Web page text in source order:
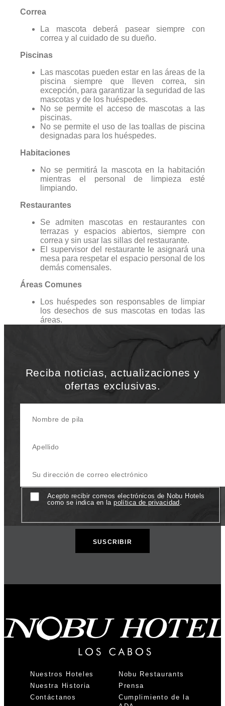
Correa
La mascota deberá pasear siempre con
correa y al cuidado de su dueño.
Piscinas
Las mascotas pueden estar en las áreas de la
piscina siempre que lleven correa, sin
excepción, para garantizar la seguridad de las
mascotas y de los huéspedes.
No se permite el acceso de mascotas a las
piscinas.
No se permite el uso de las toallas de piscina
designadas para los huéspedes.
Habitaciones
No se permitirá la mascota en la habitación
mientras el personal de limpieza esté
limpiando.
Restaurantes
Se admiten mascotas en restaurantes con
terrazas y espacios abiertos, siempre con
correa y sin usar las sillas del restaurante.
El supervisor del restaurante le asignará una
mesa para respetar el espacio personal de los
demás comensales.
Áreas Comunes
Los huéspedes son responsables de limpiar
los desechos de sus mascotas en todas las
áreas.
Reciba noticias, actualizaciones y
ofertas exclusivas.
ConsentAcepto recibir correos electrónicos de Nobu Hotels
como se indica en lapolítica de privacidad .
Nuestros Hoteles
Nobu Restaurants
Nuestra Historia
Prensa
Contáctanos
Cumplimiento de la